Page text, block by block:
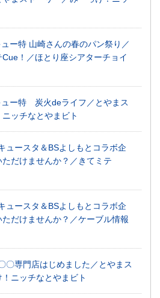
ー特 山崎さんの春のパン祭り／
！／ほとり座シアターチョイ
ー特 炭火deライフ／とやまス
ッチなとやまビト
ースタ＆BSよしもとコラボ企
だけませんか？／きてミテ
ースタ＆BSよしもとコラボ企
だけませんか？／ケーブル情報
専門店はじめました／とやまス
ニッチなとやまビト